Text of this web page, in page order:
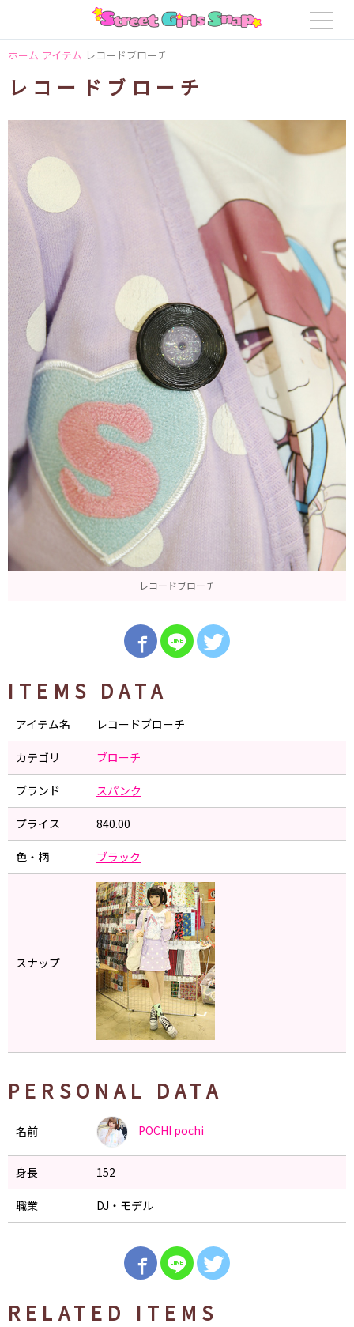
ホーム アイテム レコードブローチ
レコードブローチ
レコードブローチ
ITEMS DATA
アイテム名 レコードブローチ
カテゴリ ブローチ
ブランド スパンク
プライス 840.00
色・柄 ブラック
スナップ
PERSONAL DATA
名前 POCHI pochi
身長 152
職業 DJ・モデル
RELATED ITEMS